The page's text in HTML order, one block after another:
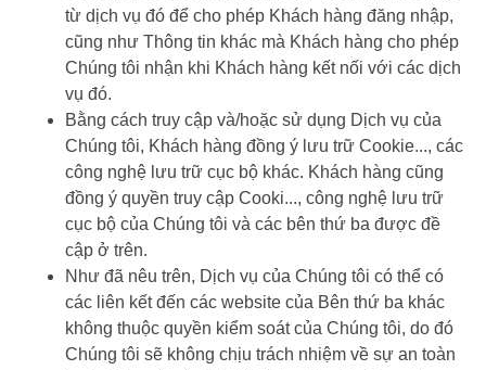
từ dịch vụ đó để cho phép Khách hàng đăng nhập,
cũng như Thông tin khác mà Khách hàng cho phép
Chúng tôi nhận khi Khách hàng kết nối với các dịch
vụ đó.
Bằng cách truy cập và/hoặc sử dụng Dịch vụ của
Chúng tôi, Khách hàng đồng ý lưu trữ Cookie..., các
công nghệ lưu trữ cục bộ khác. Khách hàng cũng
đồng ý quyền truy cập Cooki..., công nghệ lưu trữ
cục bộ của Chúng tôi và các bên thứ ba được đề
cập ở trên.
Như đã nêu trên, Dịch vụ của Chúng tôi có thể có
các liên kết đến các website của Bên thứ ba khác
không thuộc quyền kiểm soát của Chúng tôi, do đó
Chúng tôi sẽ không chịu trách nhiệm về sự an toàn